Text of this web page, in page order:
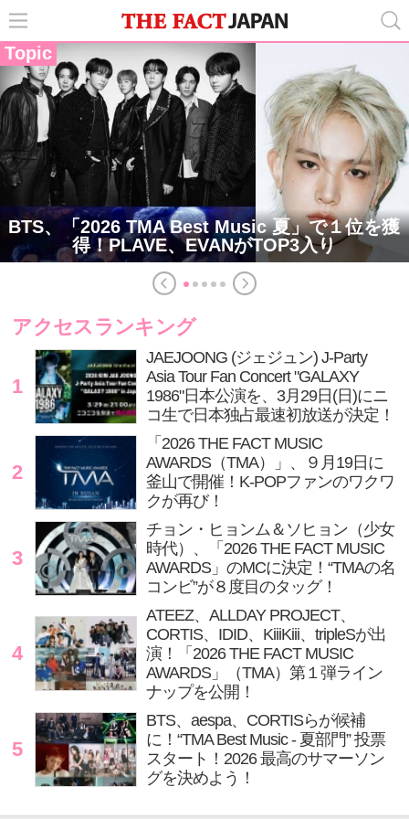
Topic
BTS、「2026 TMA Best Music 夏」で１位を獲
得！PLAVE、EVANがTOP3入り
アクセスランキング
1
JAEJOONG (ジェジュン) J-Party
Asia Tour Fan Concert "GALAXY
1986"日本公演を、3月29日(日)にニ
コ生で日本独占最速初放送が決定！
2
「2026 THE FACT MUSIC
AWARDS（TMA）」、９月19日に
釜山で開催！K-POPファンのワクワ
クが再び！
3
チョン・ヒョンム＆ソヒョン（少女
時代）、「2026 THE FACT MUSIC
AWARDS」のMCに決定！“TMAの名
コンビ”が８度目のタッグ！
4
ATEEZ、ALLDAY PROJECT、
CORTIS、IDID、KiiiKiii、tripleSが出
演！「2026 THE FACT MUSIC
AWARDS」（TMA）第１弾ライン
ナップを公開！
5
BTS、aespa、CORTISらが候補
に！“TMA Best Music - 夏部門” 投票
スタート！2026 最高のサマーソン
グを決めよう！